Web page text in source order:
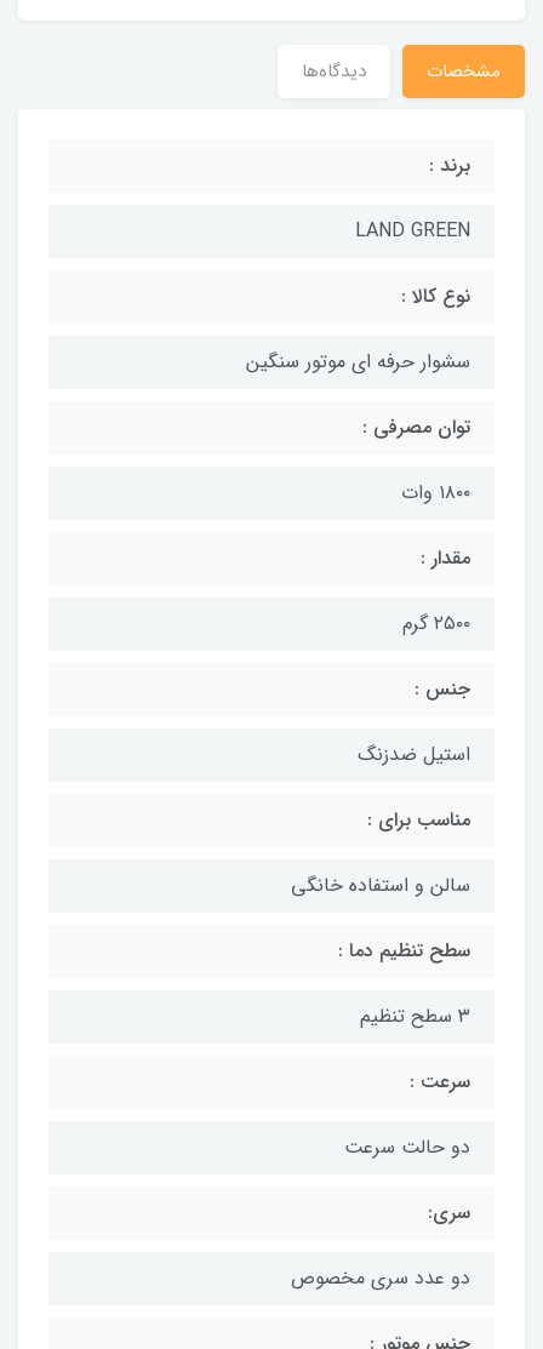
مشخصات دیدگاه‌ها
برند :
LAND GREEN
نوع کالا :
سشوار حرفه ای موتور سنگین
توان مصرفی :
۱۸۰۰ وات
مقدار :
۲۵۰۰ گرم
جنس :
استیل ضدزنگ
مناسب برای :
سالن و استفاده خانگی
سطح تنظیم دما :
۳ سطح تنظیم
سرعت :
دو حالت سرعت
سری:
دو عدد سری مخصوص